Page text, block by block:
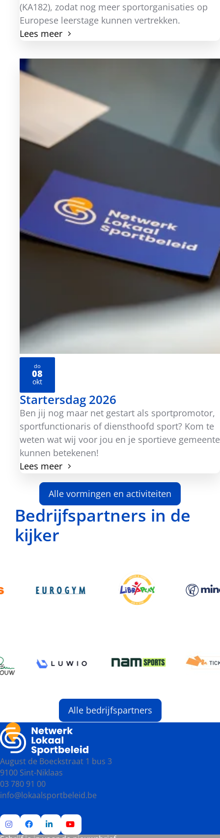
(KA182), zodat nog meer sportorganisaties op
Europese leerstage kunnen vertrekken.
Lees meer
Startersdag 2026
Ben jij nog maar net gestart als sportpromotor,
sportfunctionaris of diensthoofd sport? Kom te
weten wat wij voor jou en je sportieve gemeente
kunnen betekenen!
Lees meer
do
08
okt
2026
Alle vormingen en activiteiten
Bedrijfspartners in de
kijker
Alle bedrijfspartners
August de Boeckstraat 1 bus 3
9100 Sint-Niklaas
03 780 91 00
info@lokaalsportbeleid.be